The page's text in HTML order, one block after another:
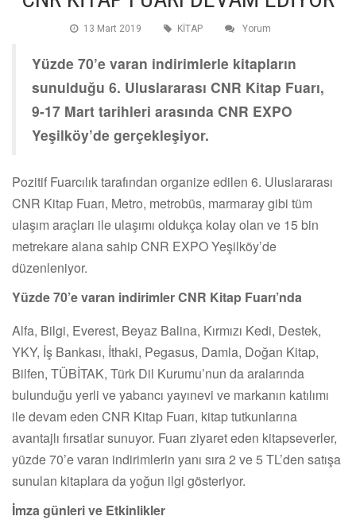
13 Mart 2019 KİTAP Yorum
Yüzde 70’e varan indirimlerle kitapların
sunulduğu 6. Uluslararası CNR Kitap Fuarı,
9-17 Mart tarihleri arasında CNR EXPO
Yeşilköy’de gerçekleşiyor.
Pozitif Fuarcılık tarafından organize edilen 6. Uluslararası
CNR Kitap Fuarı, Metro, metrobüs, marmaray gibi tüm
ulaşım araçları ile ulaşımı oldukça kolay olan ve 15 bin
metrekare alana sahip CNR EXPO Yeşilköy’de
düzenleniyor.
Yüzde 70’e varan indirimler CNR Kitap Fuarı’nda
Alfa, Bilgi, Everest, Beyaz Balina, Kırmızı Kedi, Destek,
YKY, İş Bankası, İthaki, Pegasus, Damla, Doğan Kitap,
Bilfen, TÜBİTAK, Türk Dil Kurumu’nun da aralarında
bulunduğu yerli ve yabancı yayınevi ve markanın katılımı
ile devam eden CNR Kitap Fuarı, kitap tutkunlarına
avantajlı fırsatlar sunuyor. Fuarı ziyaret eden kitapseverler,
yüzde 70’e varan indirimlerin yanı sıra 2 ve 5 TL’den satışa
sunulan kitaplara da yoğun ilgi gösteriyor.
İmza günleri ve Etkinlikler